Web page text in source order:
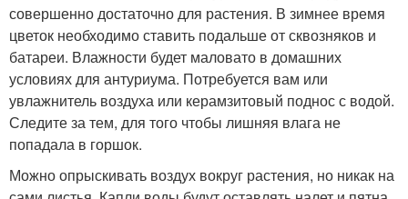
совершенно достаточно для растения. В зимнее время
цветок необходимо ставить подальше от сквозняков и
батареи. Влажности будет маловато в домашних
условиях для антуриума. Потребуется вам или
увлажнитель воздуха или керамзитовый поднос с водой.
Следите за тем, для того чтобы лишняя влага не
попадала в горшок.
Можно опрыскивать воздух вокруг растения, но никак на